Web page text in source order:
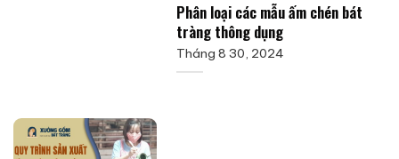
Phân loại các mẫu ấm chén bát
tràng thông dụng
Tháng 8 30, 2024